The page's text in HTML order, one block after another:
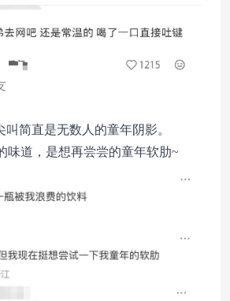
简直是无数人的童年阴影。
味道，是想再尝尝的童年软肋~